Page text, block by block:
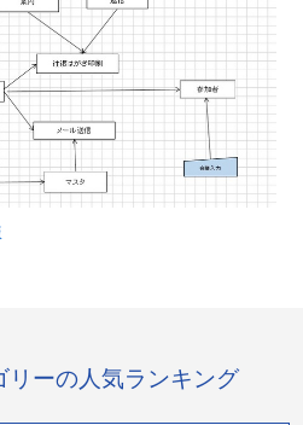
リーの人気ランキング